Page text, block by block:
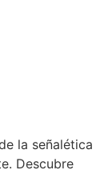
la señalética
Descubre